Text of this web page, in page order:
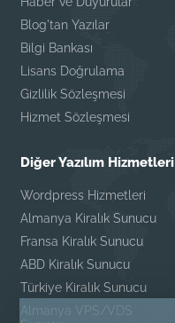
Blog'tan Yazılar
Bilgi Bankası
Lisans Doğrulama
Gizlilik Sözleşmesi
Hizmet Sözleşmesi
Diğer Yazılım Hizmetleri
Wordpress Hizmetleri
Almanya Kiralık Sunucu
Fransa Kiralık Sunucu
ABD Kiralık Sunucu
Türkiye Kiralık Sunucu
Almanya VPS/VDS